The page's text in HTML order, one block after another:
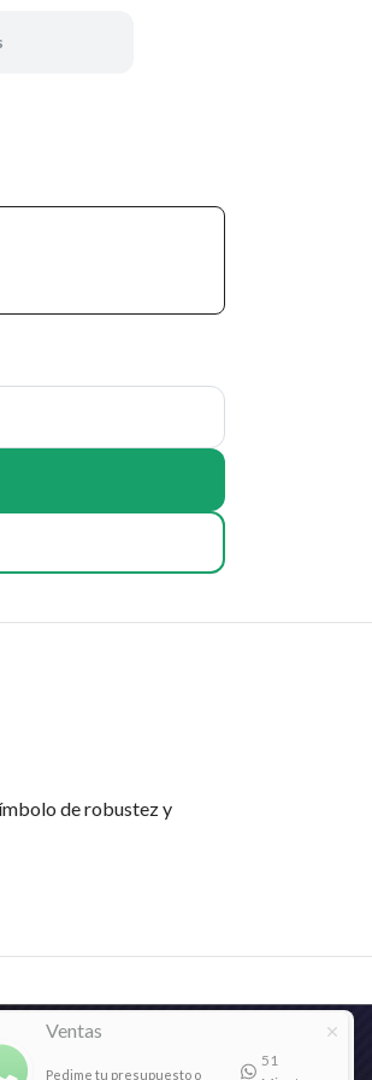
de robustez y
Ventas
Pedime tu presupuesto o
51